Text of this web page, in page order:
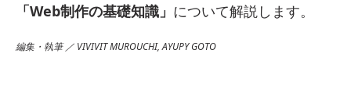
「Web制作の基礎知識」 について解説します。
編集・執筆 ／ VIVIVIT MUROUCHI, AYUPY GOTO